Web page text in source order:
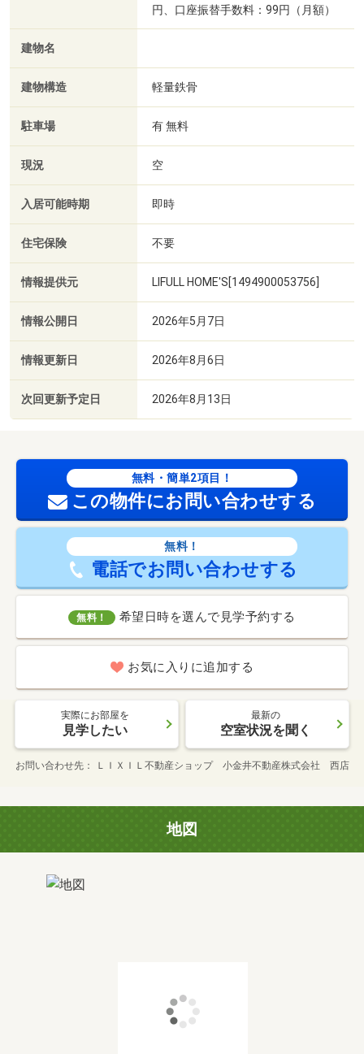
円、口座振替手数料：99円（月額）
建物名
建物構造 軽量鉄骨
駐車場 有 無料
現況 空
入居可能時期 即時
住宅保険 不要
情報提供元 LIFULL HOME'S[1494900053756]
情報公開日 2026年5月7日
情報更新日 2026年8月6日
次回更新予定日 2026年8月13日
無料・簡単2項目！
この物件にお問い合わせする
無料！
電話でお問い合わせする
無料！ 希望日時を選んで見学予約する
お気に入りに追加する
実際にお部屋を
見学したい
最新の
空室状況を聞く
お問い合わせ先 ＬＩＸＩＬ不動産ショップ 小金井不動産株式会社 西店
地図